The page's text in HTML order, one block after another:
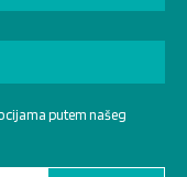
putem našeg